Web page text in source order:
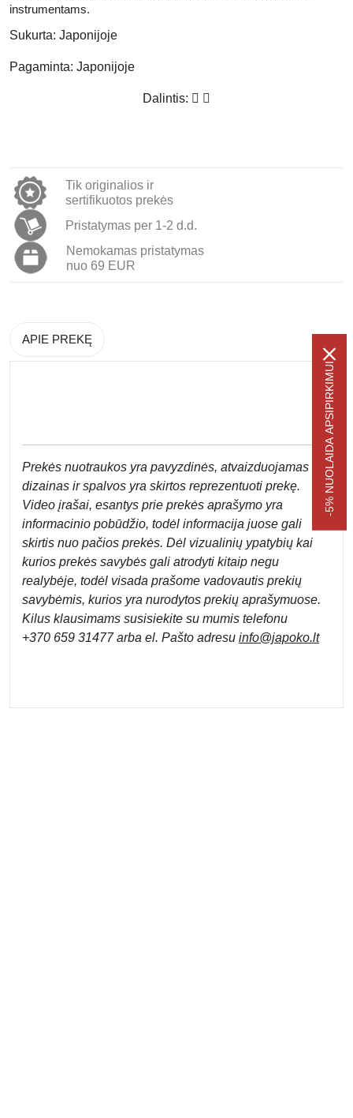
instrumentams.
Sukurta: Japonijoje
Pagaminta: Japonijoje
Dalintis:
Tik originalios ir
sertifikuotos prekės
Pristatymas per 1-2 d.d.
Nemokamas pristatymas
nuo 69 EUR
APIE PREKĘ
Prekės nuotraukos yra pavyzdinės, atvaizduojamas
dizainas ir spalvos yra skirtos reprezentuoti prekę.
Video įrašai, esantys prie prekės aprašymo yra
informacinio pobūdžio, todėl informacija juose gali
skirtis nuo pačios prekės. Dėl vizualinių ypatybių kai
kurios prekės savybės gali atrodyti kitaip negu
realybėje, todėl visada prašome vadovautis prekių
savybėmis, kurios yra nurodytos prekių aprašymuose.
Kilus klausimams susisiekite su mumis telefonu
+370 659 31477 arba el. Pašto adresu info@japoko.lt
-5% NUOLAIDA APSIPIRKIMUI